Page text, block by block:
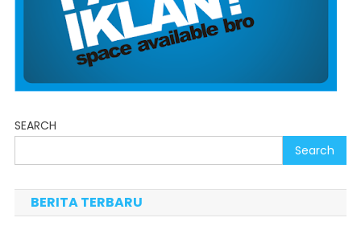
SEARCH
Search
BERITA TERBARU